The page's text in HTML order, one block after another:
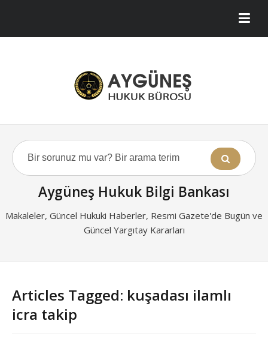
Aygüneş Hukuk Bilgi Bankası
Makaleler, Güncel Hukuki Haberler, Resmi Gazete'de Bugün ve
Güncel Yargıtay Kararları
Articles Tagged: kuşadası ilamlı
icra takip